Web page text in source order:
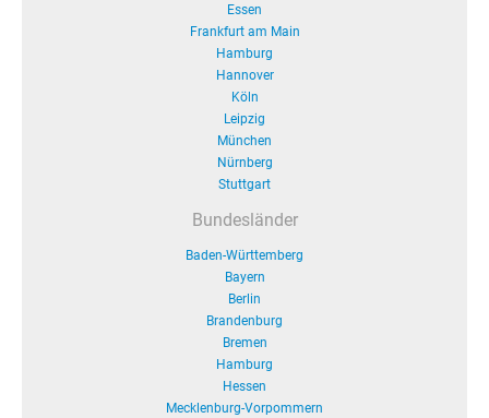
Essen
Frankfurt am Main
Hamburg
Hannover
Köln
Leipzig
München
Nürnberg
Stuttgart
Bundesländer
Baden-Württemberg
Bayern
Berlin
Brandenburg
Bremen
Hamburg
Hessen
Mecklenburg-Vorpommern